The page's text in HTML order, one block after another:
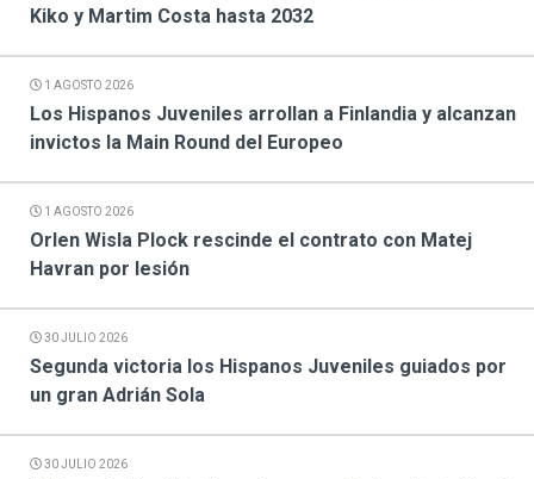
Kiko y Martim Costa hasta 2032
1 AGOSTO 2026
Los Hispanos Juveniles arrollan a Finlandia y alcanzan
invictos la Main Round del Europeo
1 AGOSTO 2026
Orlen Wisla Plock rescinde el contrato con Matej
Havran por lesión
30 JULIO 2026
Segunda victoria los Hispanos Juveniles guiados por
un gran Adrián Sola
30 JULIO 2026